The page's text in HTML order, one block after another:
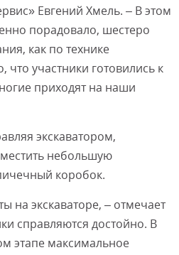
Евгений Хмель. – В этом
порадовало, шестеро
как по технике
что участники готовились к
приходят на наши
экскаватором,
небольшую
коробок.
на экскаваторе, – отмечает
справляются достойно. В
этапе максимальное